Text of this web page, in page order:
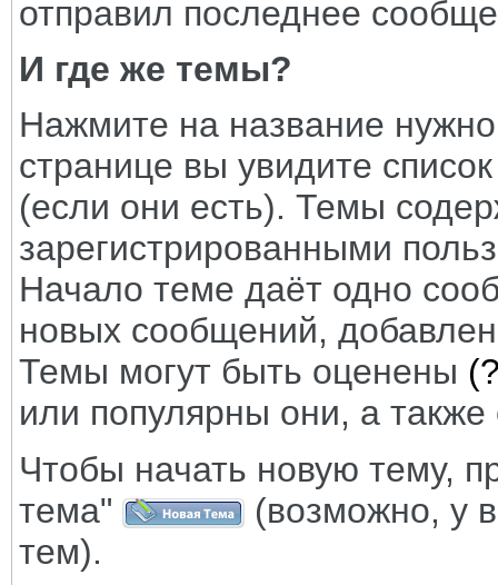
отправил последнее
И где же темы?
Нажмите на название
странице вы увидите
(если они есть). Темы
зарегистрированными
Начало теме даёт одно
новых сообщений,
Темы могут быть оценены
или популярны они, а
Чтобы начать новую тему,
тема"
(возможно, у
тем).